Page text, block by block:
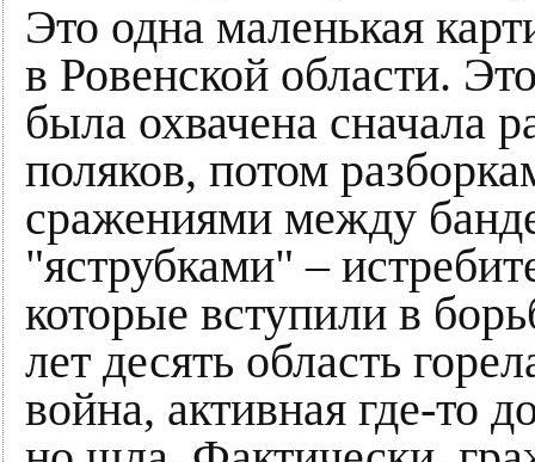
Это одна маленькая
в Ровенской области.
была охвачена сначала
поляков, потом
сражениями между
"яструбками" –
которые вступили в
лет десять область
война, активная где-то